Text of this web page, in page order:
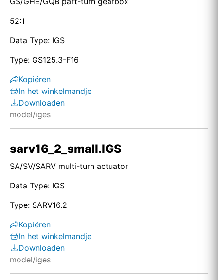
52:1
Data Type: IGS
Type: GS125.3-F16
Kopiëren
In het winkelmandje
Downloaden
model/iges
sarv16_2_small.IGS
SA/SV/SARV multi-turn actuator
Data Type: IGS
Type: SARV16.2
Kopiëren
In het winkelmandje
Downloaden
model/iges